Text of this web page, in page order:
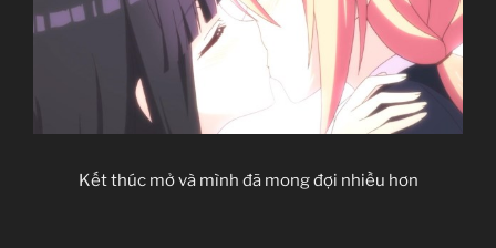
Kết thúc mở và mình đã mong đợi nhiều hơn